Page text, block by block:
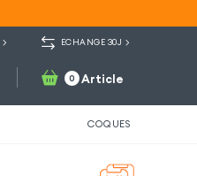
ECHANGE 30J
0 Article
COQUES